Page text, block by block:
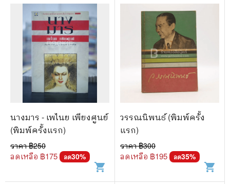
นางมาร - เพไนย เพียงศูนย์
(พิมพ์ครั้งแรก)
ราคา ฿250
ลดเหลือ ฿175 ลด30%
shopping_cart
วรรณนิพนธ์ (พิมพ์ครั้ง
แรก)
ราคา ฿300
ลดเหลือ ฿195 ลด35%
shopping_cart
🦄 วรรณกรรม นิยาย เรื่องสั้น
🎓 การศึกษา
😼 หนังสือการ์ตูน
🐲 หนังสือเด็ก
📕 นิตยสาร
🎲 Board Game
📅 สินค้าอื่นๆ